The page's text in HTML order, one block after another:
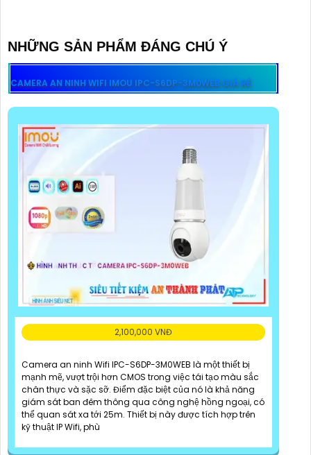
NHỮNG SẢN PHẨM ĐÁNG CHÚ Ý
CAMERA AN NINH WIFI IMOU IPC-S6DP-3M0WEB GIÁ RẺ
2,100,000 VNĐ
Camera an ninh Wifi IPC-S6DP-3M0WEB là một thiết bị
mạnh mẽ, vượt trội hơn CMOS trong việc tái tạo màu sắc
chân thực và sặc sỡ. Điểm đặc biệt của nó là khả năng
giám sát ban đêm thông qua công nghệ hồng ngoại, có
thể quan sát xa tới 25m. Thiết bị này được tích hợp trên
kỹ thuật IP Wifi, phù